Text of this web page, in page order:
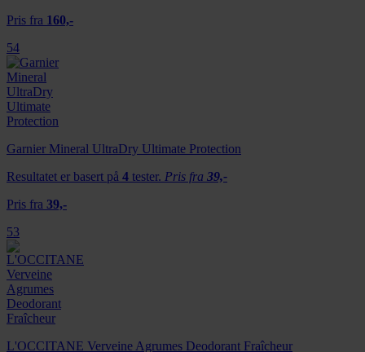
tjenestene deres.
Pris fra 160,-
54
Garnier Mineral UltraDry Ultimate Protection
Resultatet er basert på 4 tester. Pris fra 39,-
Pris fra 39,-
53
L'OCCITANE Verveine Agrumes Deodorant Fraîcheur